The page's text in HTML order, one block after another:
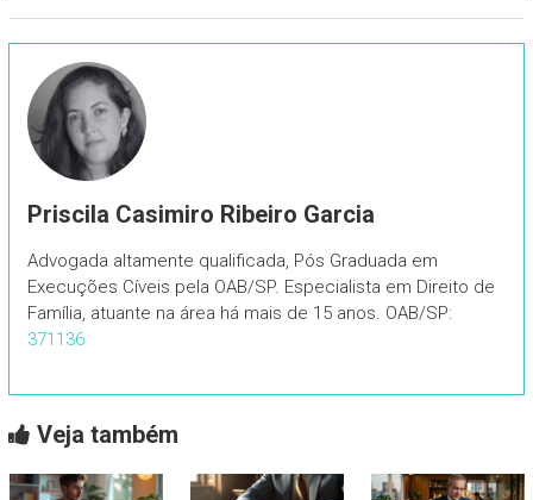
Priscila Casimiro Ribeiro Garcia
Advogada altamente qualificada, Pós Graduada em
Execuções Cíveis pela OAB/SP. Especialista em Direito de
Família, atuante na área há mais de 15 anos. OAB/SP:
371136
Veja também